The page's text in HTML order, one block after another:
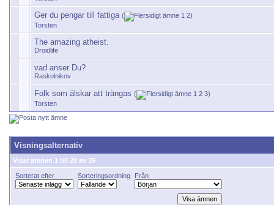
Ger du pengar till fattiga ( 1 2)
Torsten
The amazing atheist.
Droidlife
vad anser Du?
Raskolnikov
Folk som älskar att trängas ( 1 2 3)
Torsten
Visningsalternativ
Visar ämnen 1 till 20 av 39
Sorterat efter Sorteringsordning Från